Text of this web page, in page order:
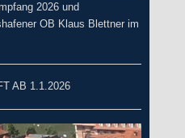
2026 und
OB Klaus Blettner im
AB 1.1.2026